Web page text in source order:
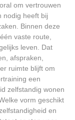
om vertrouwen
nodig heeft bij
Binnen deze
vaste route,
leven. Dat
afspraken,
ruimte blijft om
een
zelfstandig wonen
vorm geschikt
en